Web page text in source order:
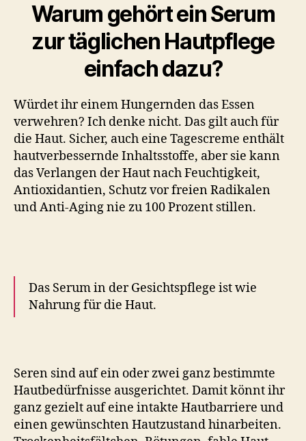
Warum gehört ein Serum
zur täglichen Hautpflege
einfach dazu?
Würdet ihr einem Hungernden das Essen
verwehren? Ich denke nicht. Das gilt auch für
die Haut. Sicher, auch eine Tagescreme enthält
hautverbessernde Inhaltsstoffe, aber sie kann
das Verlangen der Haut nach Feuchtigkeit,
Antioxidantien, Schutz vor freien Radikalen
und Anti-Aging nie zu 100 Prozent stillen.
Das Serum in der Gesichtspflege ist wie
Nahrung für die Haut.
Seren sind auf ein oder zwei ganz bestimmte
Hautbedürfnisse ausgerichtet. Damit könnt ihr
ganz gezielt auf eine intakte Hautbarriere und
einen gewünschten Hautzustand hinarbeiten.